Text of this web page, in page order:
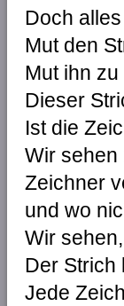
Doch
Mut den
Mut ihn
Dieser
Ist die
Wir sehen
Zeichner
und wo
Wir
Der Strich
Jede